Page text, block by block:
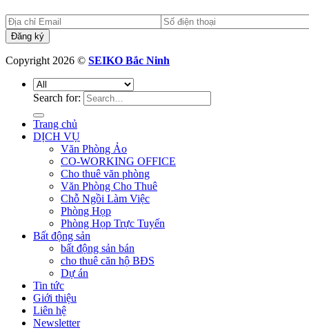
Copyright 2026 © SEIKO Bắc Ninh
Search for:
Trang chủ
DỊCH VỤ
Văn Phòng Ảo
CO-WORKING OFFICE
Cho thuê văn phòng
Văn Phòng Cho Thuê
Chỗ Ngồi Làm Việc
Phòng Họp
Phòng Họp Trực Tuyến
Bất động sản
bất động sản bán
cho thuê căn hộ BĐS
Dự án
Tin tức
Giới thiệu
Liên hệ
Newsletter